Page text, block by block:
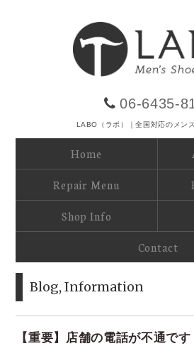
06-6435-
LABO（ラボ）｜全国対応のメン
Home
Repair Menu
Shop Info
Contact
Blog,Information
【重要】店舗の電話が不通です